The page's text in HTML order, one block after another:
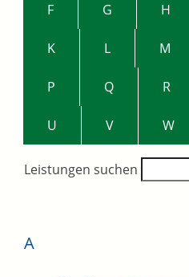
F G H
K L M
P Q R
U V W
Leistungen suchen
A